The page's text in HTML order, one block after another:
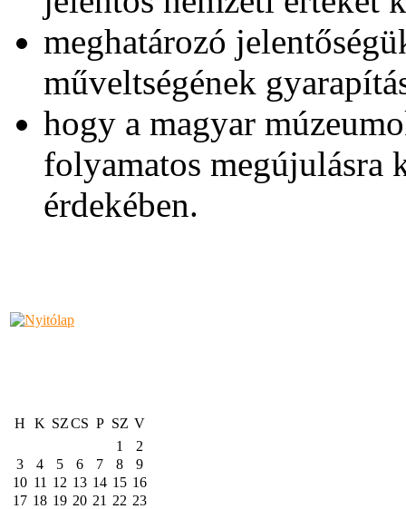
meghatározó
műveltségének
hogy a magyar
folyamatos megújulásra
érdekében.
H K SZCS P SZ V
1
2
3
4 5 6 7 8
9
10 11 12 13 14 15 16
17 18 19 20 21 22 23